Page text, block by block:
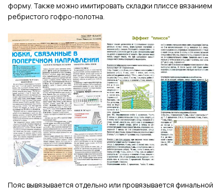
форму. Также можно имитировать складки плиссе вязанием
ребристого гофро-полотна.
Пояс вывязывается отдельно или провязывается финальной